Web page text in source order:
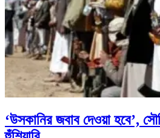
‘উসকানির জবাব দেওয়া হবে’,